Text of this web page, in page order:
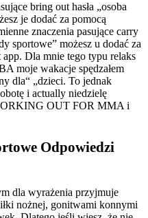
bring out hasła „osoba
je dodać za pomocą
znaczenia pasujące carry
sportowe” możesz u dodać za
Dla mnie tego typu relaks
moje wakacje spędzałem
dla“ „dzieci. To jednak
i actually niedzielę
OUT FOR MMA i
Odpowiedzi
dla wyrażenia przyjmuje
nożnej, gonitwami konnymi